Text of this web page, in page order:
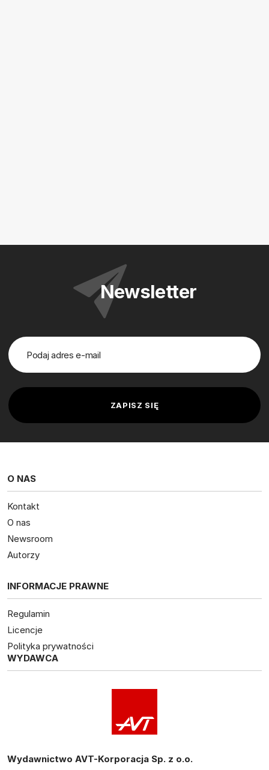
Newsletter
O NAS
Kontakt
O nas
Newsroom
Autorzy
INFORMACJE PRAWNE
Regulamin
Licencje
Polityka prywatności
WYDAWCA
Wydawnictwo AVT-Korporacja Sp. z o.o.